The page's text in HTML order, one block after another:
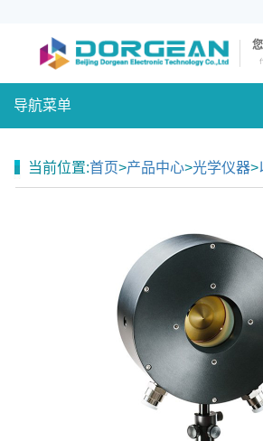
导航菜单
当前位置:首页>产品中心>光学仪器>